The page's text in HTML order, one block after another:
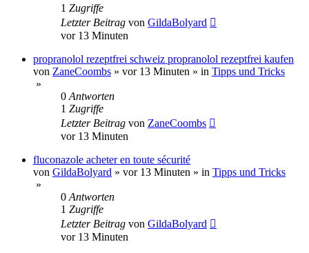
1 Zugriffe
Letzter Beitrag von GildaBolyard
vor 13 Minuten
propranolol rezeptfrei schweiz propranolol rezeptfrei kaufen
von ZaneCoombs » vor 13 Minuten » in Tipps und Tricks
»
0 Antworten
1 Zugriffe
Letzter Beitrag von ZaneCoombs
vor 13 Minuten
fluconazole acheter en toute sécurité
von GildaBolyard » vor 13 Minuten » in Tipps und Tricks
»
0 Antworten
1 Zugriffe
Letzter Beitrag von GildaBolyard
vor 13 Minuten